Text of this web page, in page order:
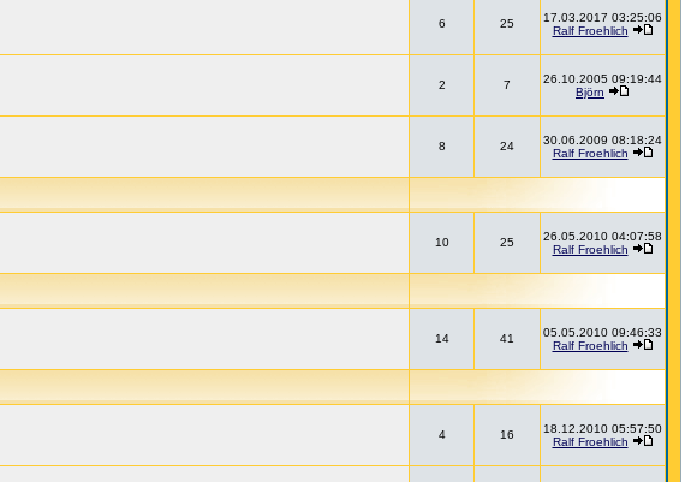
6 25
17.03.2017 03:25:06
Ralf Froehlich
2 7
26.10.2005 09:19:44
Björn
8 24
30.06.2009 08:18:24
Ralf Froehlich
10 25
26.05.2010 04:07:58
Ralf Froehlich
14 41
05.05.2010 09:46:33
Ralf Froehlich
4 16
18.12.2010 05:57:50
Ralf Froehlich